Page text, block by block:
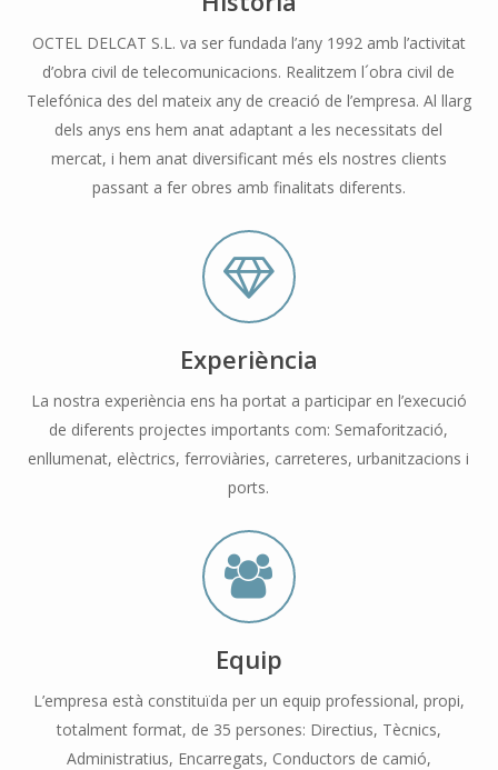
OCTEL DELCAT S.L. va ser fundada l’any 1992 amb l’activitat
d’obra civil de telecomunicacions. Realitzem l´obra civil de
Telefónica des del mateix any de creació de l’empresa. Al llarg
dels anys ens hem anat adaptant a les necessitats del
mercat, i hem anat diversificant més els nostres clients
passant a fer obres amb finalitats diferents.
Experiència
La nostra experiència ens ha portat a participar en l’execució
de diferents projectes importants com: Semaforització,
enllumenat, elèctrics, ferroviàries, carreteres, urbanitzacions i
ports.
Equip
L’empresa està constituïda per un equip professional, propi,
totalment format, de 35 persones: Directius, Tècnics,
Administratius, Encarregats, Conductors de camió,